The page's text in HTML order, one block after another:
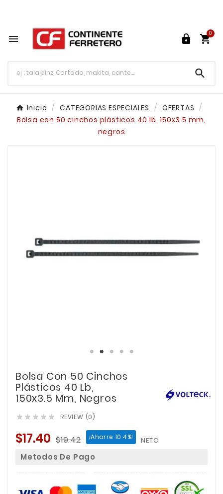
  
0

Inicio CATEGORIAS ESPECIALES
OFERTAS
Bolsa con 50 cinchos plásticos 40 lb, 150x3.5 mm,
negros
Bolsa Con 50 Cinchos
Plásticos 40 Lb,
150x3.5 Mm, Negros
     REVIEW (0)
$17.40 $19.42 ¡Ahorre 10.4%! NETO
Metodos De Pago